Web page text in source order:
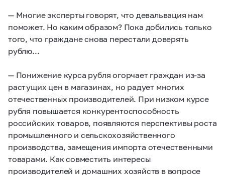
— Многие эксперты говорят, что девальвация нам
поможет. Но каким образом? Пока добились только
того, что граждане снова перестали доверять
рублю...
— Понижение курса рубля огорчает граждан из-за
растущих цен в магазинах, но радует многих
отечественных производителей. При низком курсе
рубля повышается конкурентоспособность
российских товаров, появляются перспективы роста
промышленного и сельскохозяйственного
производства, замещения импорта отечественными
товарами. Как совместить интересы
производителей и домашних хозяйств в вопросе